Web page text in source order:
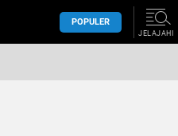
POPULER
JELAJAHI